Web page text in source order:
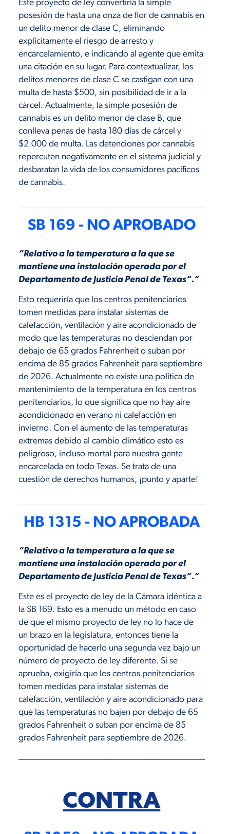
Este proyecto de ley convertiría la simple
posesión de hasta una onza de flor de cannabis en
un delito menor de clase C, eliminando
explícitamente el riesgo de arresto y
encarcelamiento, e indicando al agente que emita
una citación en su lugar. Para contextualizar, los
delitos menores de clase C se castigan con una
multa de hasta $500, sin posibilidad de ir a la
cárcel. Actualmente, la simple posesión de
cannabis es un delito menor de clase B, que
conlleva penas de hasta 180 días de cárcel y
$2.000 de multa. Las detenciones por cannabis
repercuten negativamente en el sistema judicial y
desbaratan la vida de los consumidores pacíficos
de cannabis.
SB 169 - NO APROBADO
“Relativo a la temperatura a la que se
mantiene una instalación operada por el
Departamento de Justicia Penal de Texas”.”
Esto requeriría que los centros penitenciarios
tomen medidas para instalar sistemas de
calefacción, ventilación y aire acondicionado de
modo que las temperaturas no desciendan por
debajo de 65 grados Fahrenheit o suban por
encima de 85 grados Fahrenheit para septiembre
de 2026. Actualmente no existe una política de
mantenimiento de la temperatura en los centros
penitenciarios, lo que significa que no hay aire
acondicionado en verano ni calefacción en
invierno. Con el aumento de las temperaturas
extremas debido al cambio climático esto es
peligroso, incluso mortal para nuestra gente
encarcelada en todo Texas. Se trata de una
cuestión de derechos humanos, ¡punto y aparte!
HB 1315 - NO APROBADA
“Relativo a la temperatura a la que se
mantiene una instalación operada por el
Departamento de Justicia Penal de Texas”.”
Este es el proyecto de ley de la Cámara idéntica a
la SB 169. Esto es a menudo un método en caso
de que el mismo proyecto de ley no lo hace de
un brazo en la legislatura, entonces tiene la
oportunidad de hacerlo una segunda vez bajo un
número de proyecto de ley diferente. Si se
aprueba, exigiría que los centros penitenciarios
tomen medidas para instalar sistemas de
calefacción, ventilación y aire acondicionado para
que las temperaturas no bajen por debajo de 65
grados Fahrenheit o suban por encima de 85
grados Fahrenheit para septiembre de 2026.
CONTRA